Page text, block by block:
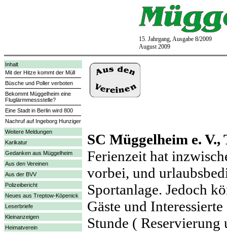
15. Jahrgang, Ausgabe 8/2009
August 2009
Inhalt
Mit der Hitze kommt der Müll
Büsche und Poller verboten
Bekommt Müggelheim eine
Fluglärmmessstelle?
Eine Stadt in Berlin wird 800
Nachruf auf Ingeborg Hunziger
Weitere Meldungen
Karikatur
Gedanken aus Müggelheim
Aus den Vereinen
Aus der BVV
Polizeibericht
Neues aus Treptow-Köpenick
Leserbriefe
Kleinanzeigen
Heimatverein
SC Müggelheim e.
Ferienzeit hat
vorbei, und
Sportanlage. Jedoch
Gäste und
Stunde (